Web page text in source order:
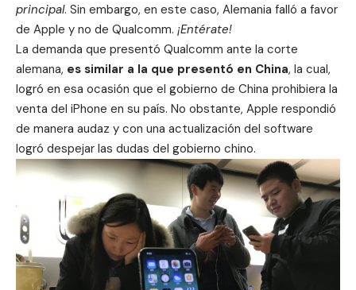
principal. Sin embargo, en este caso, Alemania falló a favor
de Apple y no de Qualcomm. ¡Entérate!
La demanda que presentó Qualcomm ante la corte
alemana, es similar a la que presentó en China, la cual,
logró en esa ocasión que el gobierno de China prohibiera la
venta del iPhone en su país. No obstante, Apple respondió
de manera audaz y con una actualización del software
logró despejar las dudas del gobierno chino.